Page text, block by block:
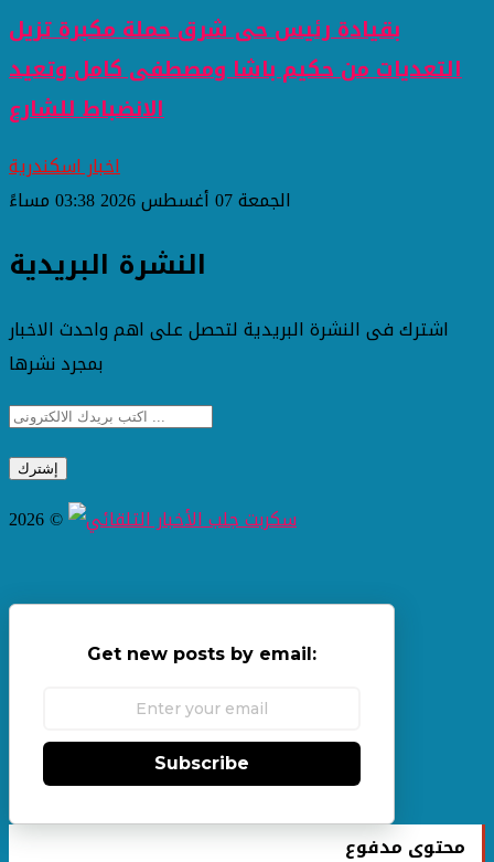
بقيادة رئيس حى شرق حملة مكبرة تزيل
التعديات من حكيم باشا ومصطفى كامل وتعيد
الانضباط للشارع
اخبار اسكندرية
الجمعة 07 أغسطس 2026 03:38 مساءً
النشرة البريدية
اشترك فى النشرة البريدية لتحصل على اهم واحدث الاخبار
بمجرد نشرها
2026 ©
Get new posts by email:
Subscribe
محتوى مدفوع